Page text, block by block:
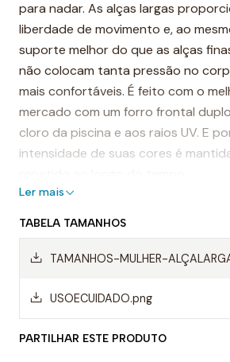
para nadar. As alças largas
liberdade de movimento e, ao
suporte melhor do que as alças
não colocam tanta pressão no
mais confortáveis. É feito com o
mercado com um forro frontal
cloro da piscina e aos raios UV. E
intensidade de suas cores é
resistente do mundo.
Destaques:
- Costuras reforçadas
-Alças de ombro largas
Ler mais
TABELA TAMANHOS
TAMANHOS-MULHER-
USOECUIDADO.png
PARTILHAR ESTE PRODUTO